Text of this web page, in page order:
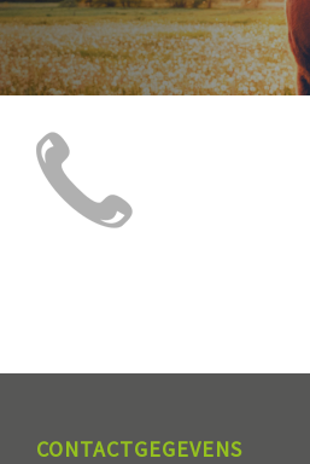
CONTACTGEGEVENS